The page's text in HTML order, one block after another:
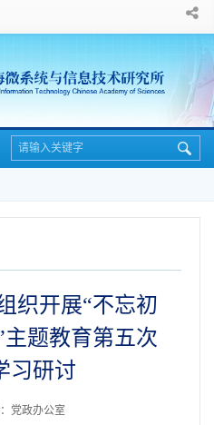
织开展“不忘初
题教育第五次
习研讨
党政办公室